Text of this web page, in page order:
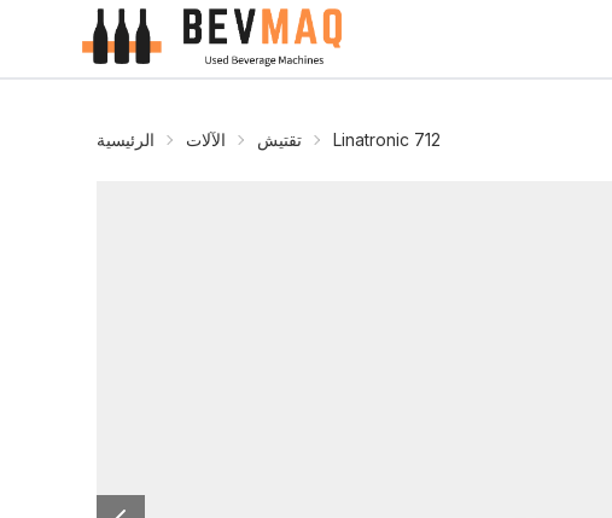
الرئيسية الآلات تقتيش Linatronic 712